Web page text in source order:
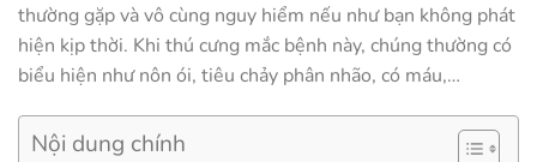
thường gặp và vô cùng nguy hiểm nếu như bạn không phát
hiện kịp thời. Khi thú cưng mắc bệnh này, chúng thường có
biểu hiện như nôn ói, tiêu chảy phân nhão, có máu,…
Nội dung chính